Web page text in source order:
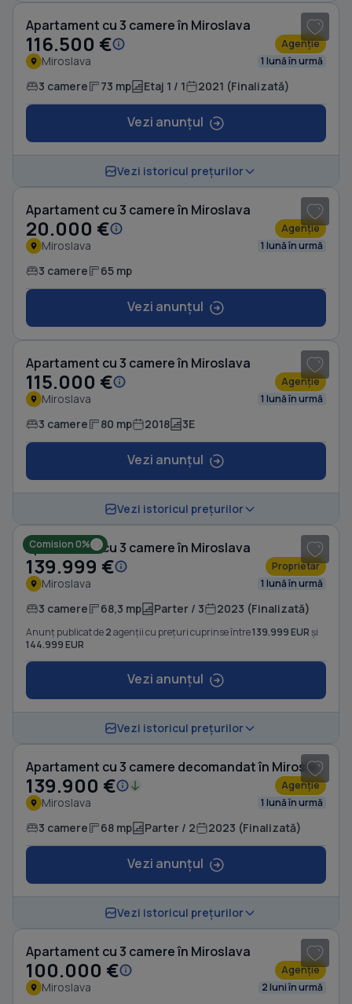
Apartament cu 3 camere în Miroslava
116.500 € Agenție
Miroslava 1 lună în urmă
3 camere 73 mp Etaj 1 / 1 2021 (Finalizată)
Vezi anunțul
Vezi istoricul prețurilor
Apartament cu 3 camere în Miroslava
20.000 € Agenție
Miroslava 1 lună în urmă
3 camere 65 mp
Vezi anunțul
Apartament cu 3 camere în Miroslava
115.000 € Agenție
Miroslava 1 lună în urmă
3 camere 80 mp 2018 3E
Vezi anunțul
Vezi istoricul prețurilor
Comision 0%
Apartament cu 3 camere în Miroslava
139.999 € Proprietar
Miroslava 1 lună în urmă
3 camere 68,3 mp Parter / 3 2023 (Finalizată)
Anunț publicat de2agenții cu prețuri cuprinse între139.999 EURși
144.999 EUR
Vezi anunțul
Vezi istoricul prețurilor
Apartament cu 3 camere decomandat în Miroslava
139.900 € Agenție
Miroslava 1 lună în urmă
3 camere 68 mp Parter / 2 2023 (Finalizată)
Vezi anunțul
Vezi istoricul prețurilor
Apartament cu 3 camere în Miroslava
100.000 € Agenție
Miroslava 2 luni în urmă